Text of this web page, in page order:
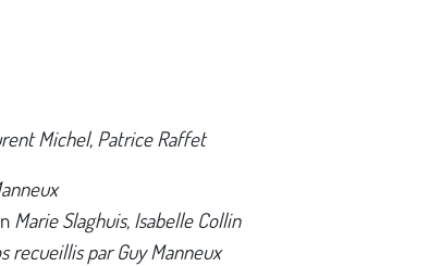
Michel, Patrice Raffet
Marie Slaghuis, Isabelle Collin
recueillis par Guy Manneux